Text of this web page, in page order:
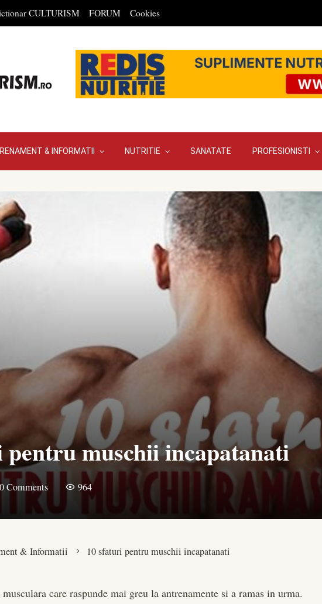
CULTURISM FORUM Cookies
& INFORMATII NUTRITIE SANATATE PROFESIONISTI
pentru muschii incapatanati
0 Comments 964
& Informatii 10 sfaturi pentru muschii incapatanati
care raspunde mai greu la antrenamente si a ramas in urma.